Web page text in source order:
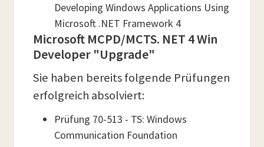
Developing Windows Applications Using
Microsoft .NET Framework 4
Microsoft MCPD/MCTS. NET 4 Win
Developer "Upgrade"
Sie haben bereits folgende Prüfungen
erfolgreich absolviert:
Prüfung 70-513 - TS: Windows
Communication Foundation